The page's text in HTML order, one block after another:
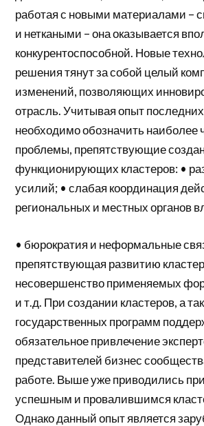
работая с новыми материалами –
и неткаными – она оказывается
конкурентоспособной. Новые
решения тянут за собой целый
изменений, позволяющих
отрасль. Учитывая опыт
необходимо обозначить наиболее
проблемы, препятствующие
функционирующих кластеров: •
усилий; • слабая координация
региональных и местных органов
• бюрократия и неформальные
препятствующая развитию
несовершенство применяемых
и т.д. При создании кластеров, а
государственных программ
обязательное привлечение
представителей бизнес
работе. Выше уже приводились
успешным и провалившимся
Однако данный опыт является